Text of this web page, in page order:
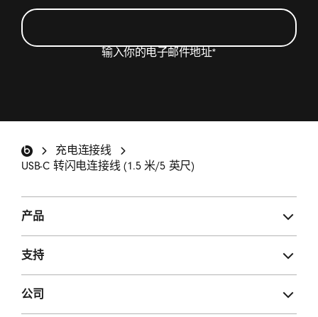
输入你的电子邮件地址*
Beats 页脚
充电连接线
USB-C 转闪电连接线 (1.5 米/5 英尺)
产品
支持
公司